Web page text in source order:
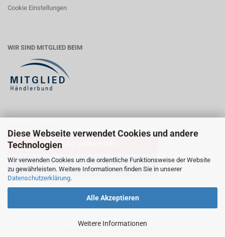
Diese Webseite verwendet Cookies und andere
Technologien
Wir verwenden Cookies um die ordentliche Funktionsweise der Website
zu gewährleisten. Weitere Informationen finden Sie in unserer
Datenschutzerklärung.
Alle Akzeptieren
Weitere Informationen
Cookie Einstellungen
WIR SIND MITGLIED BEIM
Vertrag widerrufen
Widerrufsbelehrung